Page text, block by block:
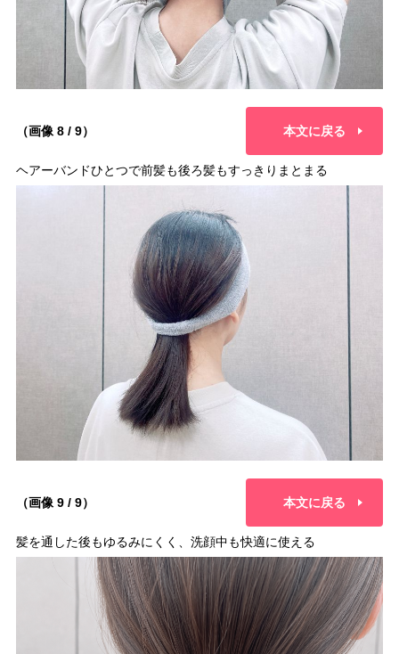
（画像 8 / 9） 本文に戻る
ヘアーバンドひとつで前髪も後ろ髪もすっきりまとまる
（画像 9 / 9） 本文に戻る
髪を通した後もゆるみにくく、洗顔中も快適に使える